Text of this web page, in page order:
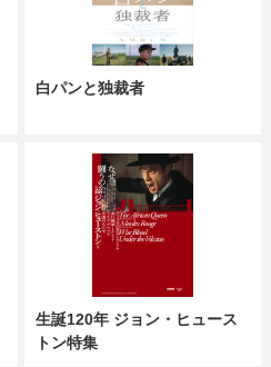
白パンと独裁者
生誕120年 ジョン・ヒュース
トン特集